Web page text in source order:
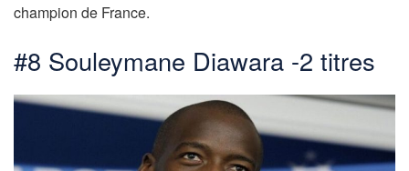
champion de France.
#8 Souleymane Diawara -2 titres